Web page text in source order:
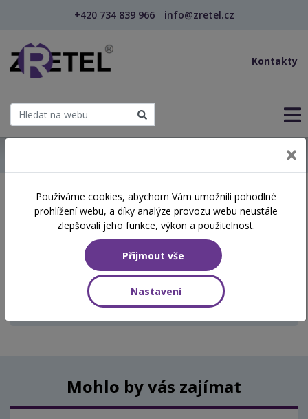
+420 734 839 966 info@zretel.cz
Kontakty
Školení začínající 01. 07.
2026
Aktuálně vypsané termíny
Aktuálně nejsou vypsány žádné termíny.
Mohlo by vás zajímat
Používáme cookies, abychom Vám umožnili pohodlné
prohlížení webu, a díky analýze provozu webu neustále
zlepšovali jeho funkce, výkon a použitelnost.
Přijmout vše
Nastavení